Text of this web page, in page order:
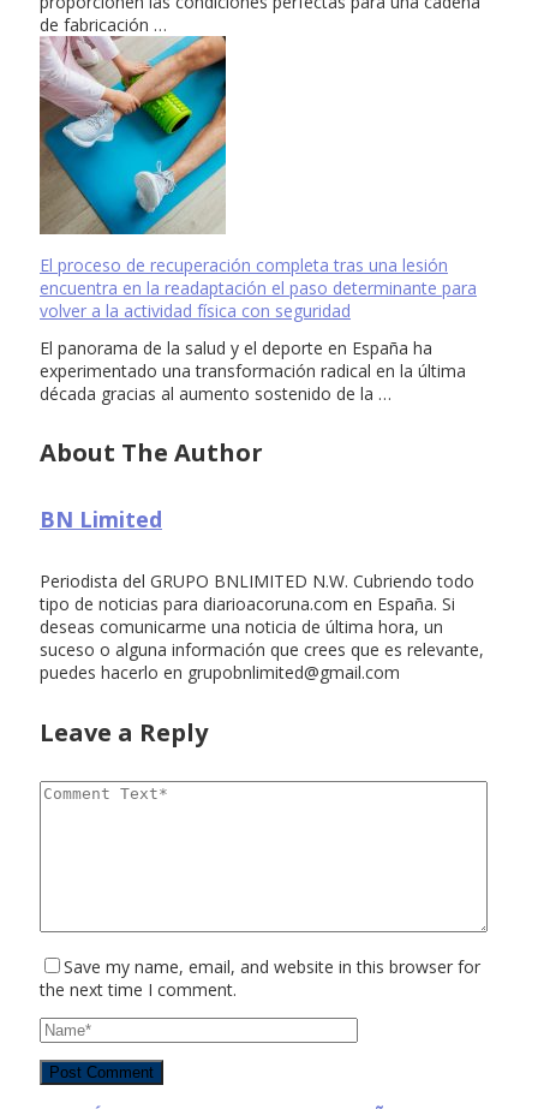
de fabricación …
El proceso de recuperación completa tras una lesión
encuentra en la readaptación el paso determinante para
volver a la actividad física con seguridad
El panorama de la salud y el deporte en España ha
experimentado una transformación radical en la última
década gracias al aumento sostenido de la …
About The Author
BN Limited
Periodista del GRUPO BNLIMITED N.W. Cubriendo todo
tipo de noticias para diarioacoruna.com en España. Si
deseas comunicarme una noticia de última hora, un
suceso o alguna información que crees que es relevante,
puedes hacerlo en grupobnlimited@gmail.com
Leave a Reply
Save my name, email, and website in this browser for
the next time I comment.